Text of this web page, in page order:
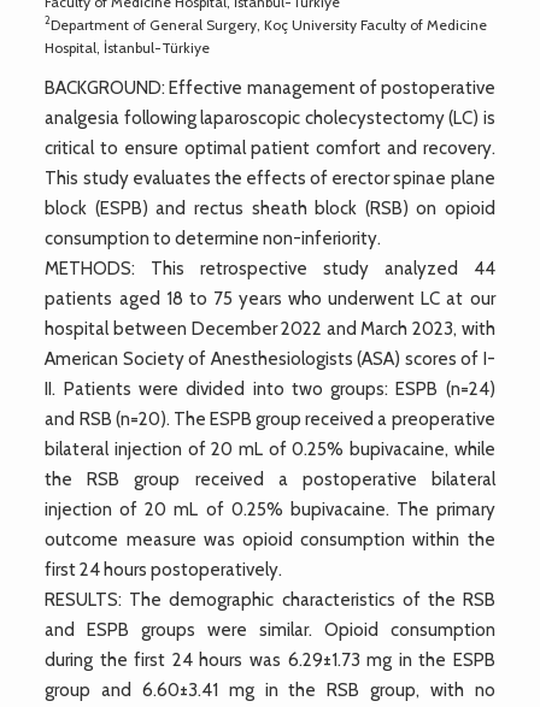
2Department of General Surgery, Koç University Faculty of Medicine
Hospital, İstanbul-Türkiye
BACKGROUND: Effective management of postoperative
analgesia following laparoscopic cholecystectomy (LC) is
critical to ensure optimal patient comfort and recovery.
This study evaluates the effects of erector spinae plane
block (ESPB) and rectus sheath block (RSB) on opioid
consumption to determine non-inferiority.
METHODS: This retrospective study analyzed 44
patients aged 18 to 75 years who underwent LC at our
hospital between December 2022 and March 2023, with
American Society of Anesthesiologists (ASA) scores of I-
II. Patients were divided into two groups: ESPB (n=24)
and RSB (n=20). The ESPB group received a preoperative
bilateral injection of 20 mL of 0.25% bupivacaine, while
the RSB group received a postoperative bilateral
injection of 20 mL of 0.25% bupivacaine. The primary
outcome measure was opioid consumption within the
first 24 hours postoperatively.
RESULTS: The demographic characteristics of the RSB
and ESPB groups were similar. Opioid consumption
during the first 24 hours was 6.29±1.73 mg in the ESPB
group and 6.60±3.41 mg in the RSB group, with no